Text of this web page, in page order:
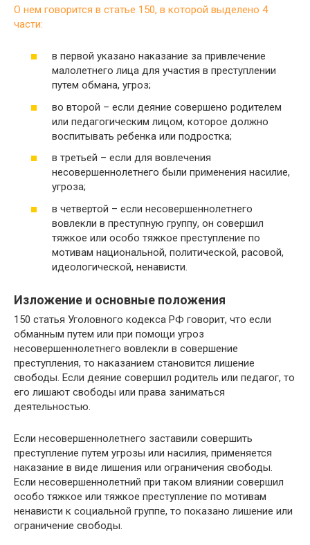
О нем говорится в статье 150, в которой выделено 4
части:
в первой указано наказание за привлечение
малолетнего лица для участия в преступлении
путем обмана, угроз;
во второй – если деяние совершено родителем
или педагогическим лицом, которое должно
воспитывать ребенка или подростка;
в третьей – если для вовлечения
несовершеннолетнего были применения насилие,
угроза;
в четвертой – если несовершеннолетнего
вовлекли в преступную группу, он совершил
тяжкое или особо тяжкое преступление по
мотивам национальной, политической, расовой,
идеологической, ненависти.
Изложение и основные положения
150 статья Уголовного кодекса РФ говорит, что если
обманным путем или при помощи угроз
несовершеннолетнего вовлекли в совершение
преступления, то наказанием становится лишение
свободы. Если деяние совершил родитель или педагог, то
его лишают свободы или права заниматься
деятельностью.
Если несовершеннолетнего заставили совершить
преступление путем угрозы или насилия, применяется
наказание в виде лишения или ограничения свободы.
Если несовершеннолетний при таком влиянии совершил
особо тяжкое или тяжкое преступление по мотивам
ненависти к социальной группе, то показано лишение или
ограничение свободы.